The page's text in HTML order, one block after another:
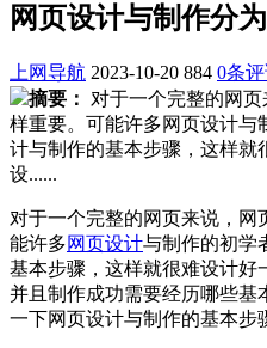
网页设计与制作分
上网导航 2023-10-20 884 0条
摘要：
对于一个完整的网
样重要。可能许多网页设计与
计与制作的基本步骤，这样就
设......
对于一个完整的网页来说，
能许多网页设计与制作的初学
基本步骤，这样就很难设计好
并且制作成功需要经历哪些基
一下网页设计与制作的基本步